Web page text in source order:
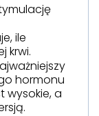
ile
krwi.
hormonu
wysokie, a